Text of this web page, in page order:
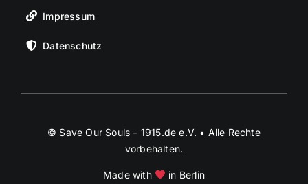
Impressum
Datenschutz
© Save Our Souls – 1915.de e.V. • Alle Rechte
vorbehalten.
Made with in Berlin